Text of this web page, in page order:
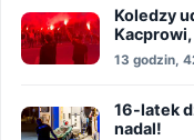
Koledzy
13 godzin,
16-latek
nadal!